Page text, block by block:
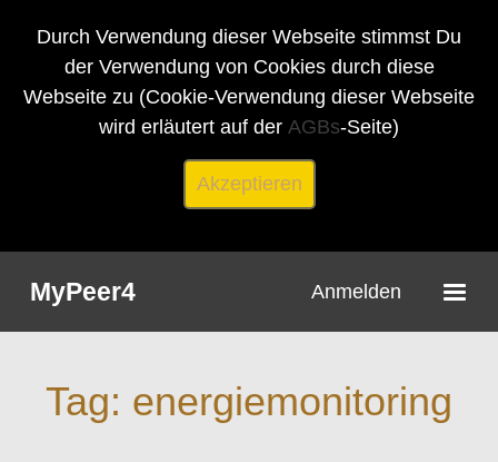
Durch Verwendung dieser Webseite stimmst Du
der Verwendung von Cookies durch diese
Webseite zu (Cookie-Verwendung dieser Webseite
wird erläutert auf der AGBs-Seite)
Akzeptieren
MyPeer4 Anmelden
Tag: energiemonitoring